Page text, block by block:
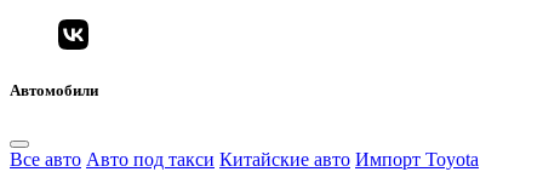
Автомобили
Все авто Авто под такси Китайские авто Импорт Toyota